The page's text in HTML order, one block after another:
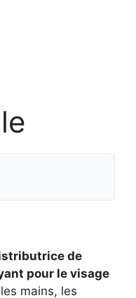
de
pour le visage
mains, les